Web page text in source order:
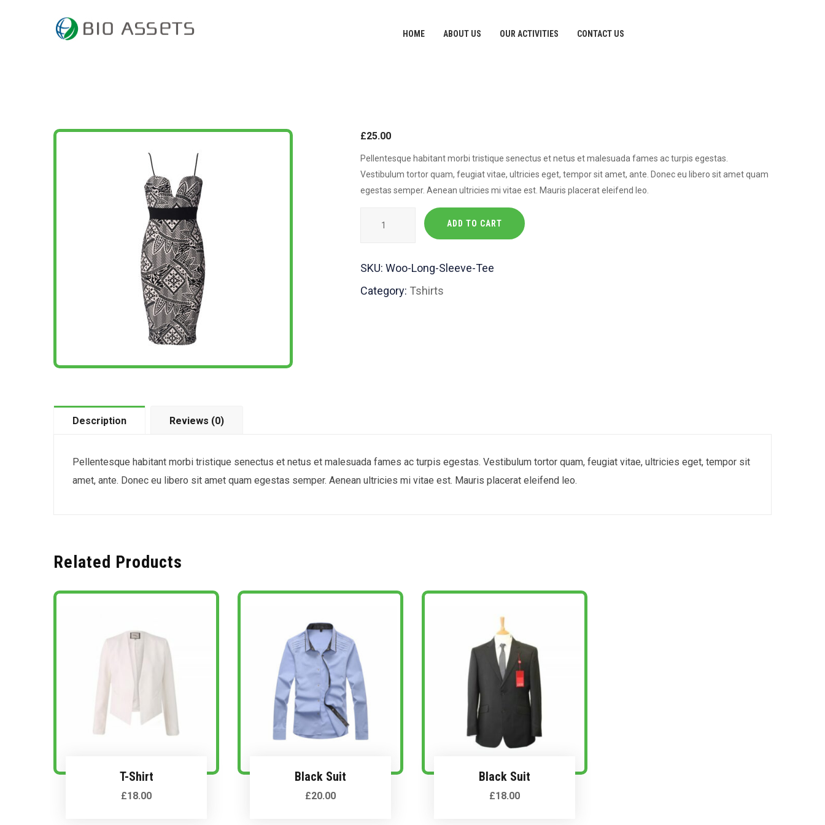
HOME ABOUT US OUR ACTIVITIES CONTACT US
£25.00
Pellentesque habitant morbi tristique senectus et netus et malesuada fames ac turpis egestas.
Vestibulum tortor quam, feugiat vitae, ultricies eget, tempor sit amet, ante. Donec eu libero sit amet quam
egestas semper. Aenean ultricies mi vitae est. Mauris placerat eleifend leo.
ADD TO CART
SKU: Woo-Long-Sleeve-Tee
Category: Tshirts
Description Reviews (0)
Pellentesque habitant morbi tristique senectus et netus et malesuada fames ac turpis egestas. Vestibulum tortor quam, feugiat vitae, ultricies eget, tempor sit
amet, ante. Donec eu libero sit amet quam egestas semper. Aenean ultricies mi vitae est. Mauris placerat eleifend leo.
Related Products
T-Shirt
£18.00
Black Suit
£20.00
Black Suit
£18.00